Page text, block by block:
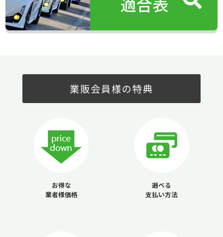
業販会員様の特典
お得な
業者様価格
選べる
支払い方法